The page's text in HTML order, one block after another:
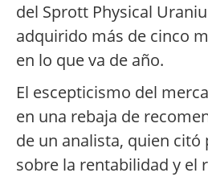
del Sprott Physical
adquirido más de cinco
en lo que va de año.
El escepticismo del
en una rebaja de
de un analista, quien citó
sobre la rentabilidad y el